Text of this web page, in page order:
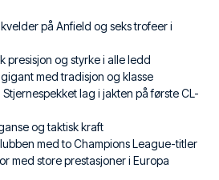
på Anfield og seks trofeer i
presisjon og styrke i alle ledd
med tradisjon og klasse
Stjernespekket lag i jakten på første CL-
og taktisk kraft
med to Champions League-titler
med store prestasjoner i Europa